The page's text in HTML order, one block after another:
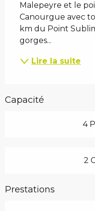
Malepeyre et le
Canourgue avec
km du Point
gorges...
Lire la suite
Capacité
4
2
Prestations